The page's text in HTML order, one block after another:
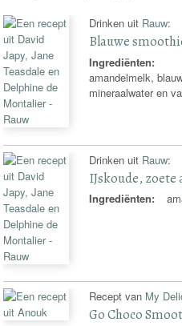
Drinken uit Rauw:
Blauwe
Ingrediënten:
amandelmelk,
mineraalwater en
Drinken uit Rauw:
IJskoude,
Ingrediënten:
Recept van My
Go Choco